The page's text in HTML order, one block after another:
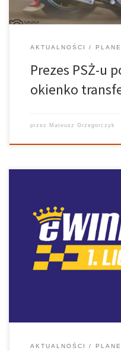
AKTUALNOŚCI
Prezes PSŻ-u
okienko
przez Mateusz Grzegorczyk
Ostatni dzień października
odnośnie tego, jak w
zmagania w niższych ligach
udostępniono regulamin
którym nie zabrakło
AKTUALNOŚCI